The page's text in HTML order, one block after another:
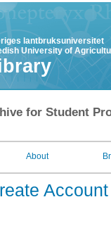
lantbruksuniversitet
University of
for Student
About
Account